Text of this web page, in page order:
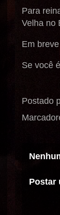
Para
Velha no
Em
Se você
Postado
Postar